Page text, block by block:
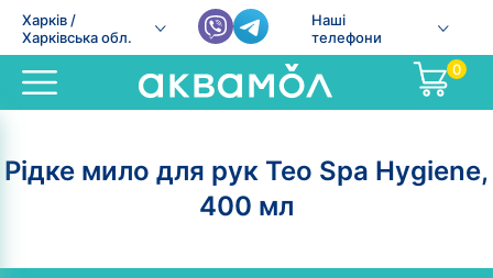
Харків /
Харківська обл.
Наші
телефони
0
Рідке мило для рук Teo Spa Hygiene,
400 мл